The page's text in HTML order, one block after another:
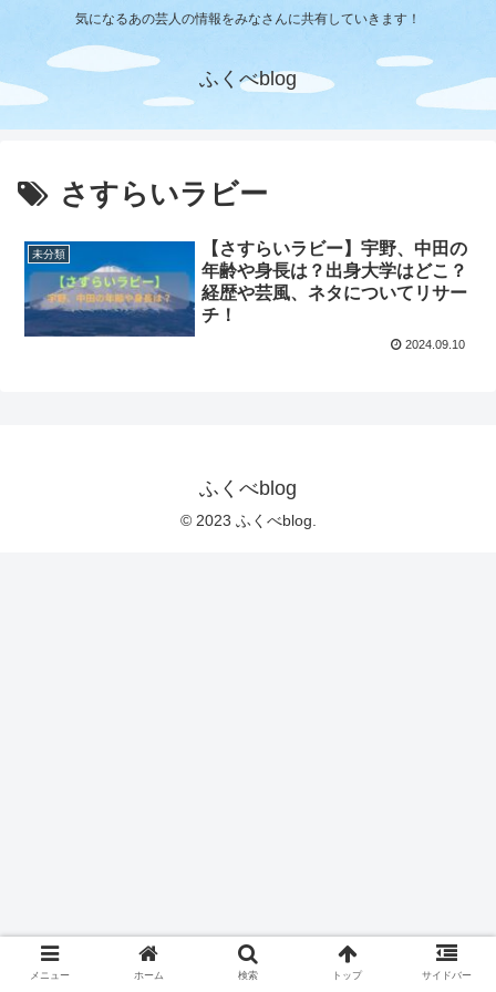
気になるあの芸人の情報をみなさんに共有していきます！
ふくべblog
さすらいラビー
未分類
【さすらいラビー】宇野、中田の
年齢や身長は？出身大学はどこ？
経歴や芸風、ネタについてリサー
チ！
2024.09.10
ふくべblog
© 2023 ふくべblog.
メニュー ホーム 検索 トップ サイドバー